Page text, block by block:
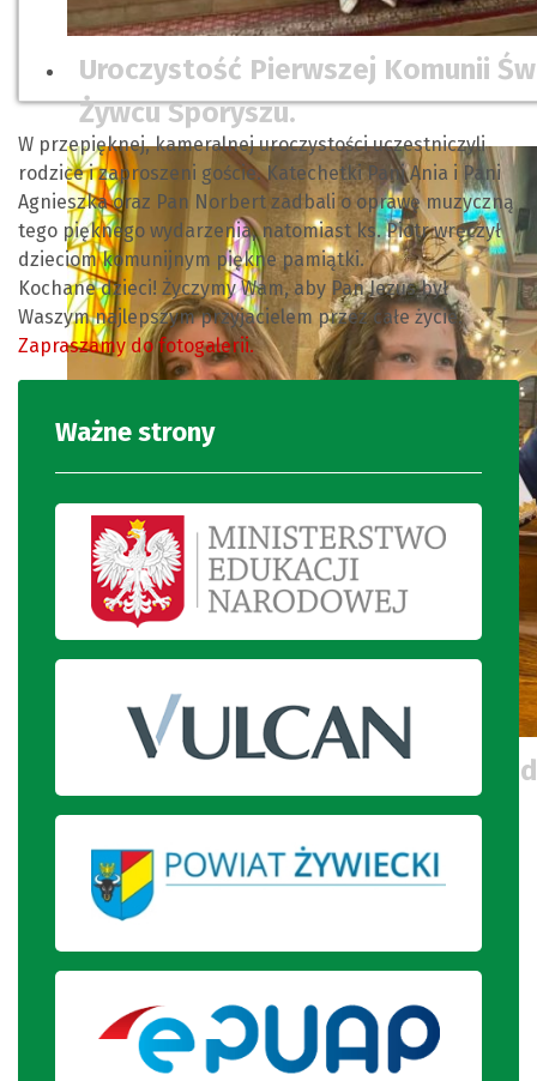
Uroczystość Pierwszej Komunii
Żywcu Sporyszu.
Komunijna dziewczynka wraz z
W przepięknej, kameralnej uroczystości uczestniczyli
rodzice i zaproszeni goście. Katechetki Pani Ania i Pani
Agnieszka oraz Pan Norbert zadbali o oprawę muzyczną
tego pięknego wydarzenia, natomiast ks. Piotr wręczył
dzieciom komunijnym piękne pamiątki.
Kochane dzieci! Życzymy Wam, aby Pan Jezus był
Waszym najlepszym przyjacielem przez całe życie.
Zapraszamy do fotogalerii.
Ważne strony